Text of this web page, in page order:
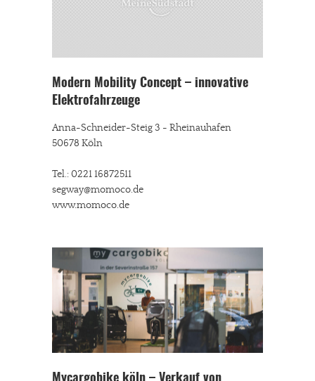
Modern Mobility Concept – innovative
Elektrofahrzeuge
Anna-Schneider-Steig 3 - Rheinauhafen
50678 Köln
Tel.: 0221 16872511
segway@momoco.de
www.momoco.de